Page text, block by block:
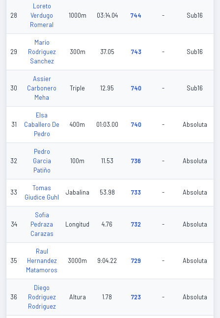
28
Loreto
Verdugo
Romeral
1000m 03:14.04 744 - Sub16
29
Mario
Rodriguez
Sanchez
300m 37.05 743 - Sub16
30
Assier
Carbonero
Meha
Triple 12.95 740 - Sub16
31
Elsa
Caballero De
Pedro
400m 01:03.00 740 - Absoluta
32
Pedro
Garcia
Patiño
100m 11.53 736 - Absoluta
33
Tomas
Giudice Guhl
Jabalina 53.98 733 - Absoluta
34
Sofia
Pedraza
Carazas
Longitud 4.76 732 - Absoluta
35
Raul
Hernandez
Matamoros
3000m 9:04.22 729 - Absoluta
36
Diego
Rodriguez
Rodriguez
Altura 1.78 723 - Absoluta